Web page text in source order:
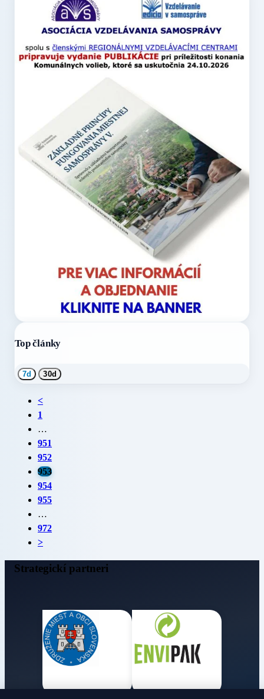
Top články
7d 30d
<
1
…
951
952
953
954
955
…
972
>
Strategickí partneri